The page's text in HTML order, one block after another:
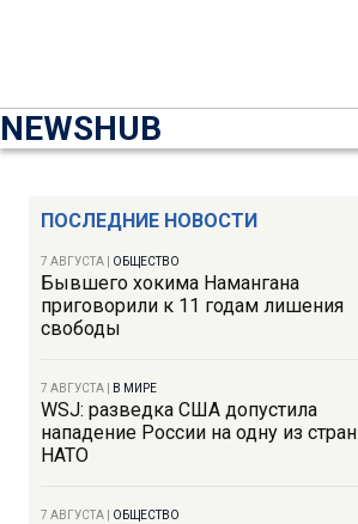
NEWSHUB
ПОСЛЕДНИЕ НОВОСТИ
7 АВГУСТА ОБЩЕСТВО
Бывшего хокима Намангана
приговорили к 11 годам лишения
свободы
7 АВГУСТА В МИРЕ
WSJ: разведка США допустила
нападение России на одну из стран
НАТО
7 АВГУСТА ОБЩЕСТВО